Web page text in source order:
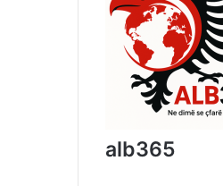
alb365